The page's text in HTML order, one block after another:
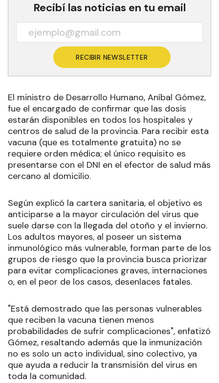
Recibí las noticias en tu email
RECIBIR NEWSLETTER
El ministro de Desarrollo Humano, Aníbal Gómez,
fue el encargado de confirmar que las dosis
estarán disponibles en todos los hospitales y
centros de salud de la provincia. Para recibir esta
vacuna (que es totalmente gratuita) no se
requiere orden médica; el único requisito es
presentarse con el DNI en el efector de salud más
cercano al domicilio.
Según explicó la cartera sanitaria, el objetivo es
anticiparse a la mayor circulación del virus que
suele darse con la llegada del otoño y el invierno.
Los adultos mayores, al poseer un sistema
inmunológico más vulnerable, forman parte de los
grupos de riesgo que la provincia busca priorizar
para evitar complicaciones graves, internaciones
o, en el peor de los casos, desenlaces fatales.
"Está demostrado que las personas vulnerables
que reciben la vacuna tienen menos
probabilidades de sufrir complicaciones", enfatizó
Gómez, resaltando además que la inmunización
no es solo un acto individual, sino colectivo, ya
que ayuda a reducir la transmisión del virus en
toda la comunidad.